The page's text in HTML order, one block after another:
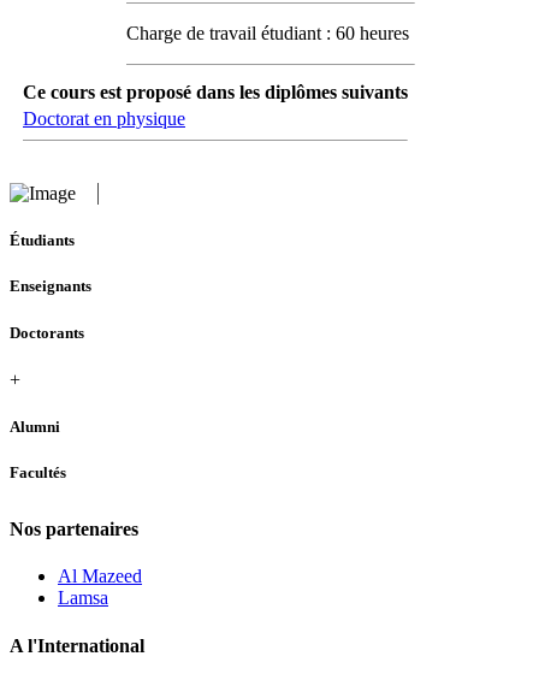
Charge de travail étudiant : 60 heures
Ce cours est proposé dans les diplômes suivants
Doctorat en physique
Étudiants
Enseignants
Doctorants
+
Alumni
Facultés
Nos partenaires
Al Mazeed
Lamsa
A l'International